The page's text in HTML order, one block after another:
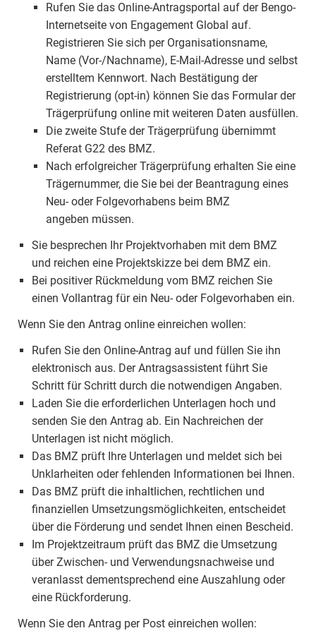
Rufen Sie das Online-Antragsportal auf der Bengo-
Internetseite von Engagement Global auf.
Registrieren Sie sich per Organisationsname,
Name (Vor-/Nachname), E-Mail-Adresse und selbst
erstelltem Kennwort. Nach Bestätigung der
Registrierung (opt-in) können Sie das Formular der
Trägerprüfung online mit weiteren Daten ausfüllen.
Die zweite Stufe der Trägerprüfung übernimmt
Referat G22 des BMZ.
Nach erfolgreicher Trägerprüfung erhalten Sie eine
Trägernummer, die Sie bei der Beantragung eines
Neu- oder Folgevorhabens beim BMZ
angeben müssen.
Sie besprechen Ihr Projektvorhaben mit dem BMZ
und reichen eine Projektskizze bei dem BMZ ein.
Bei positiver Rückmeldung vom BMZ reichen Sie
einen Vollantrag für ein Neu- oder Folgevorhaben ein.
Wenn Sie den Antrag online einreichen wollen:
Rufen Sie den Online-Antrag auf und füllen Sie ihn
elektronisch aus. Der Antragsassistent führt Sie
Schritt für Schritt durch die notwendigen Angaben.
Laden Sie die erforderlichen Unterlagen hoch und
senden Sie den Antrag ab. Ein Nachreichen der
Unterlagen ist nicht möglich.
Das BMZ prüft Ihre Unterlagen und meldet sich bei
Unklarheiten oder fehlenden Informationen bei Ihnen.
Das BMZ prüft die inhaltlichen, rechtlichen und
finanziellen Umsetzungsmöglichkeiten, entscheidet
über die Förderung und sendet Ihnen einen Bescheid.
Im Projektzeitraum prüft das BMZ die Umsetzung
über Zwischen- und Verwendungsnachweise und
veranlasst dementsprechend eine Auszahlung oder
eine Rückforderung.
Wenn Sie den Antrag per Post einreichen wollen: